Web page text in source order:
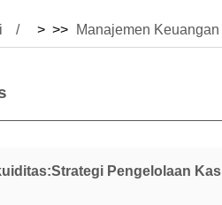
> >> Manajemen Keuangan
Pengelolaan Kas